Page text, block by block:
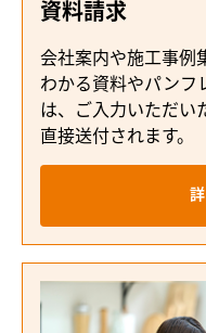
資料請求
会社案内や施工事例
わかる資料やパンフ
は、ご入力いただい
直接送付されます。